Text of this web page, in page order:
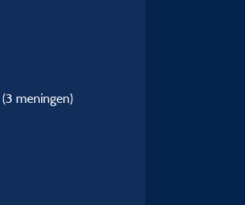
(3 meningen)